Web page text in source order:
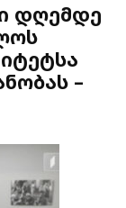
დღემდე
–